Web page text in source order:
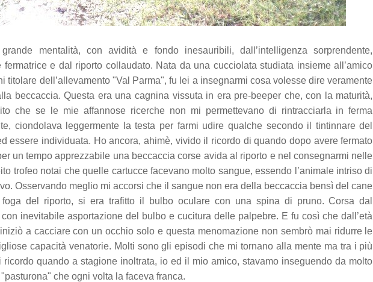
mentalità, con avidità e fondo inesauribili, dall’intelligenza sorprendente,
fermatrice e dal riporto collaudato. Nata da una cucciolata studiata insieme all’amico
titolare dell’allevamento "Val Parma", fu lei a insegnarmi cosa volesse dire veramente
beccaccia. Questa era una cagnina vissuta in era pre-beeper che, con la maturità,
che se le mie affannose ricerche non mi permettevano di rintracciarla in ferma
ciondolava leggermente la testa per farmi udire qualche secondo il tintinnare del
essere individuata. Ho ancora, ahimè, vivido il ricordo di quando dopo avere fermato
un tempo apprezzabile una beccaccia corse avida al riporto e nel consegnarmi nelle
trofeo notai che quelle cartucce facevano molto sangue, essendo l’animale intriso di
Osservando meglio mi accorsi che il sangue non era della beccaccia bensì del cane
del riporto, si era trafitto il bulbo oculare con una spina di pruno. Corsa dal
inevitabile asportazione del bulbo e cucitura delle palpebre. E fu così che dall’età
a cacciare con un occhio solo e questa menomazione non sembrò mai ridurre le
capacità venatorie. Molti sono gli episodi che mi tornano alla mente ma tra i più
ricordo quando a stagione inoltrata, io ed il mio amico, stavamo inseguendo da molto
che ogni volta la faceva franca.